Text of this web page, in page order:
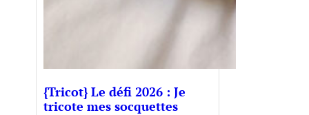
{Tricot} Le défi 2026 : Je
tricote mes socquettes